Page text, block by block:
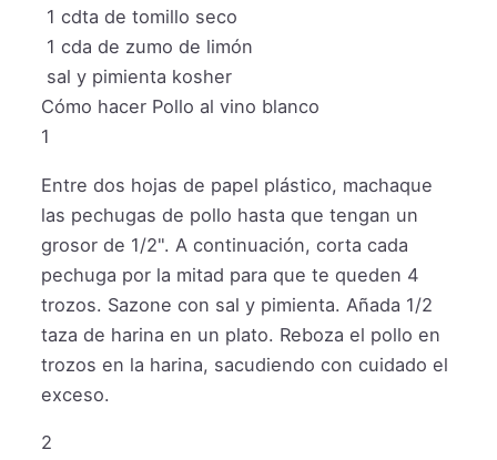
1 cdta de tomillo seco
1 cda de zumo de limón
sal y pimienta kosher
Cómo hacer Pollo al vino blanco
1
Entre dos hojas de papel plástico, machaque
las pechugas de pollo hasta que tengan un
grosor de 1/2". A continuación, corta cada
pechuga por la mitad para que te queden 4
trozos. Sazone con sal y pimienta. Añada 1/2
taza de harina en un plato. Reboza el pollo en
trozos en la harina, sacudiendo con cuidado el
exceso.
2